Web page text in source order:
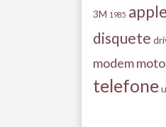
3M 1985 apple
disquete
modem
telefone